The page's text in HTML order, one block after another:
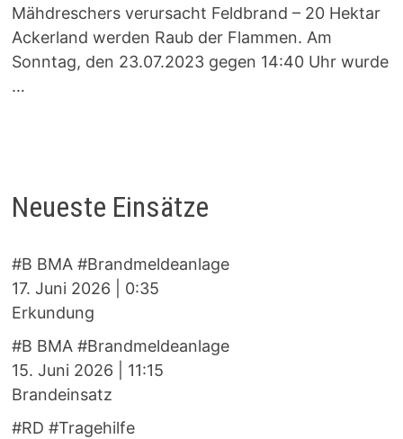
Mähdreschers verursacht Feldbrand – 20 Hektar
Ackerland werden Raub der Flammen. Am
Sonntag, den 23.07.2023 gegen 14:40 Uhr wurde
…
Neueste Einsätze
#B BMA #Brandmeldeanlage
17. Juni 2026
0:35
Erkundung
#B BMA #Brandmeldeanlage
15. Juni 2026
11:15
Brandeinsatz
#RD #Tragehilfe